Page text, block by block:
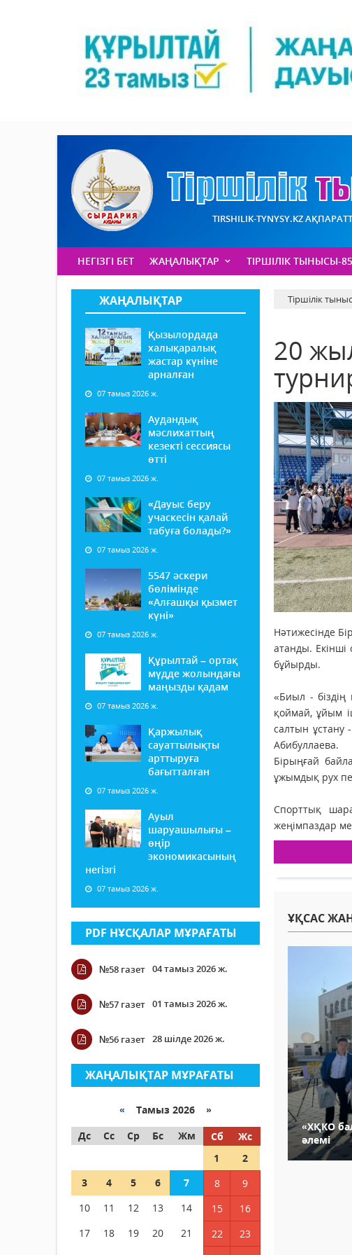
TIRSHILIK-TYNYSY.KZ
НЕГІЗГІ БЕТ ЖАҢАЛЫҚТАР ТІРШІЛІК ТЫНЫСЫ-85
ЖАҢАЛЫҚТАР
Қызылордада
халықаралық
жастар күніне
арналған
07 тамыз 2026 ж.
Аудандық
мәслихаттың
кезекті сессиясы
өтті
07 тамыз 2026 ж.
«Дауыс беру
учаскесін қалай
табуға болады?»
07 тамыз 2026 ж.
5547 әскери
бөлімінде
«Алғашқы қызмет
күні»
07 тамыз 2026 ж.
Құрылтай – ортақ
мүдде жолындағы
маңызды қадам
07 тамыз 2026 ж.
Қаржылық
сауаттылықты
арттыруға
бағытталған
07 тамыз 2026 ж.
Ауыл
шаруашылығы –
өңір
экономикасының
негізгі
07 тамыз 2026 ж.
PDF НҰСҚАЛАР МҰРАҒАТЫ
№58 газет 04 тамыз 2026 ж.
№57 газет 01 тамыз 2026 ж.
№56 газет 28 шілде 2026 ж.
ЖАҢАЛЫҚТАР МҰРАҒАТЫ
« Тамыз 2026 »
Дс
Сс Ср Бс Жм Сб
Жс
1
2
3
4 5 6 7 8
9
10
11 12 13 14 15
16
17
18 19 20 21 22
23
Тіршілік
20
Нәтижесінде
атанды.
бұйырды.
«Биыл -
қоймай, ұйым
салтын ұстану
Абибуллаева.
Бірыңғай
ұжымдық рух
Спорттық
жеңімпаздар
ҰҚСАС
«ХҚКО
әлемі